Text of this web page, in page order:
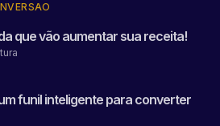
que vão aumentar sua receita!
funil inteligente para converter